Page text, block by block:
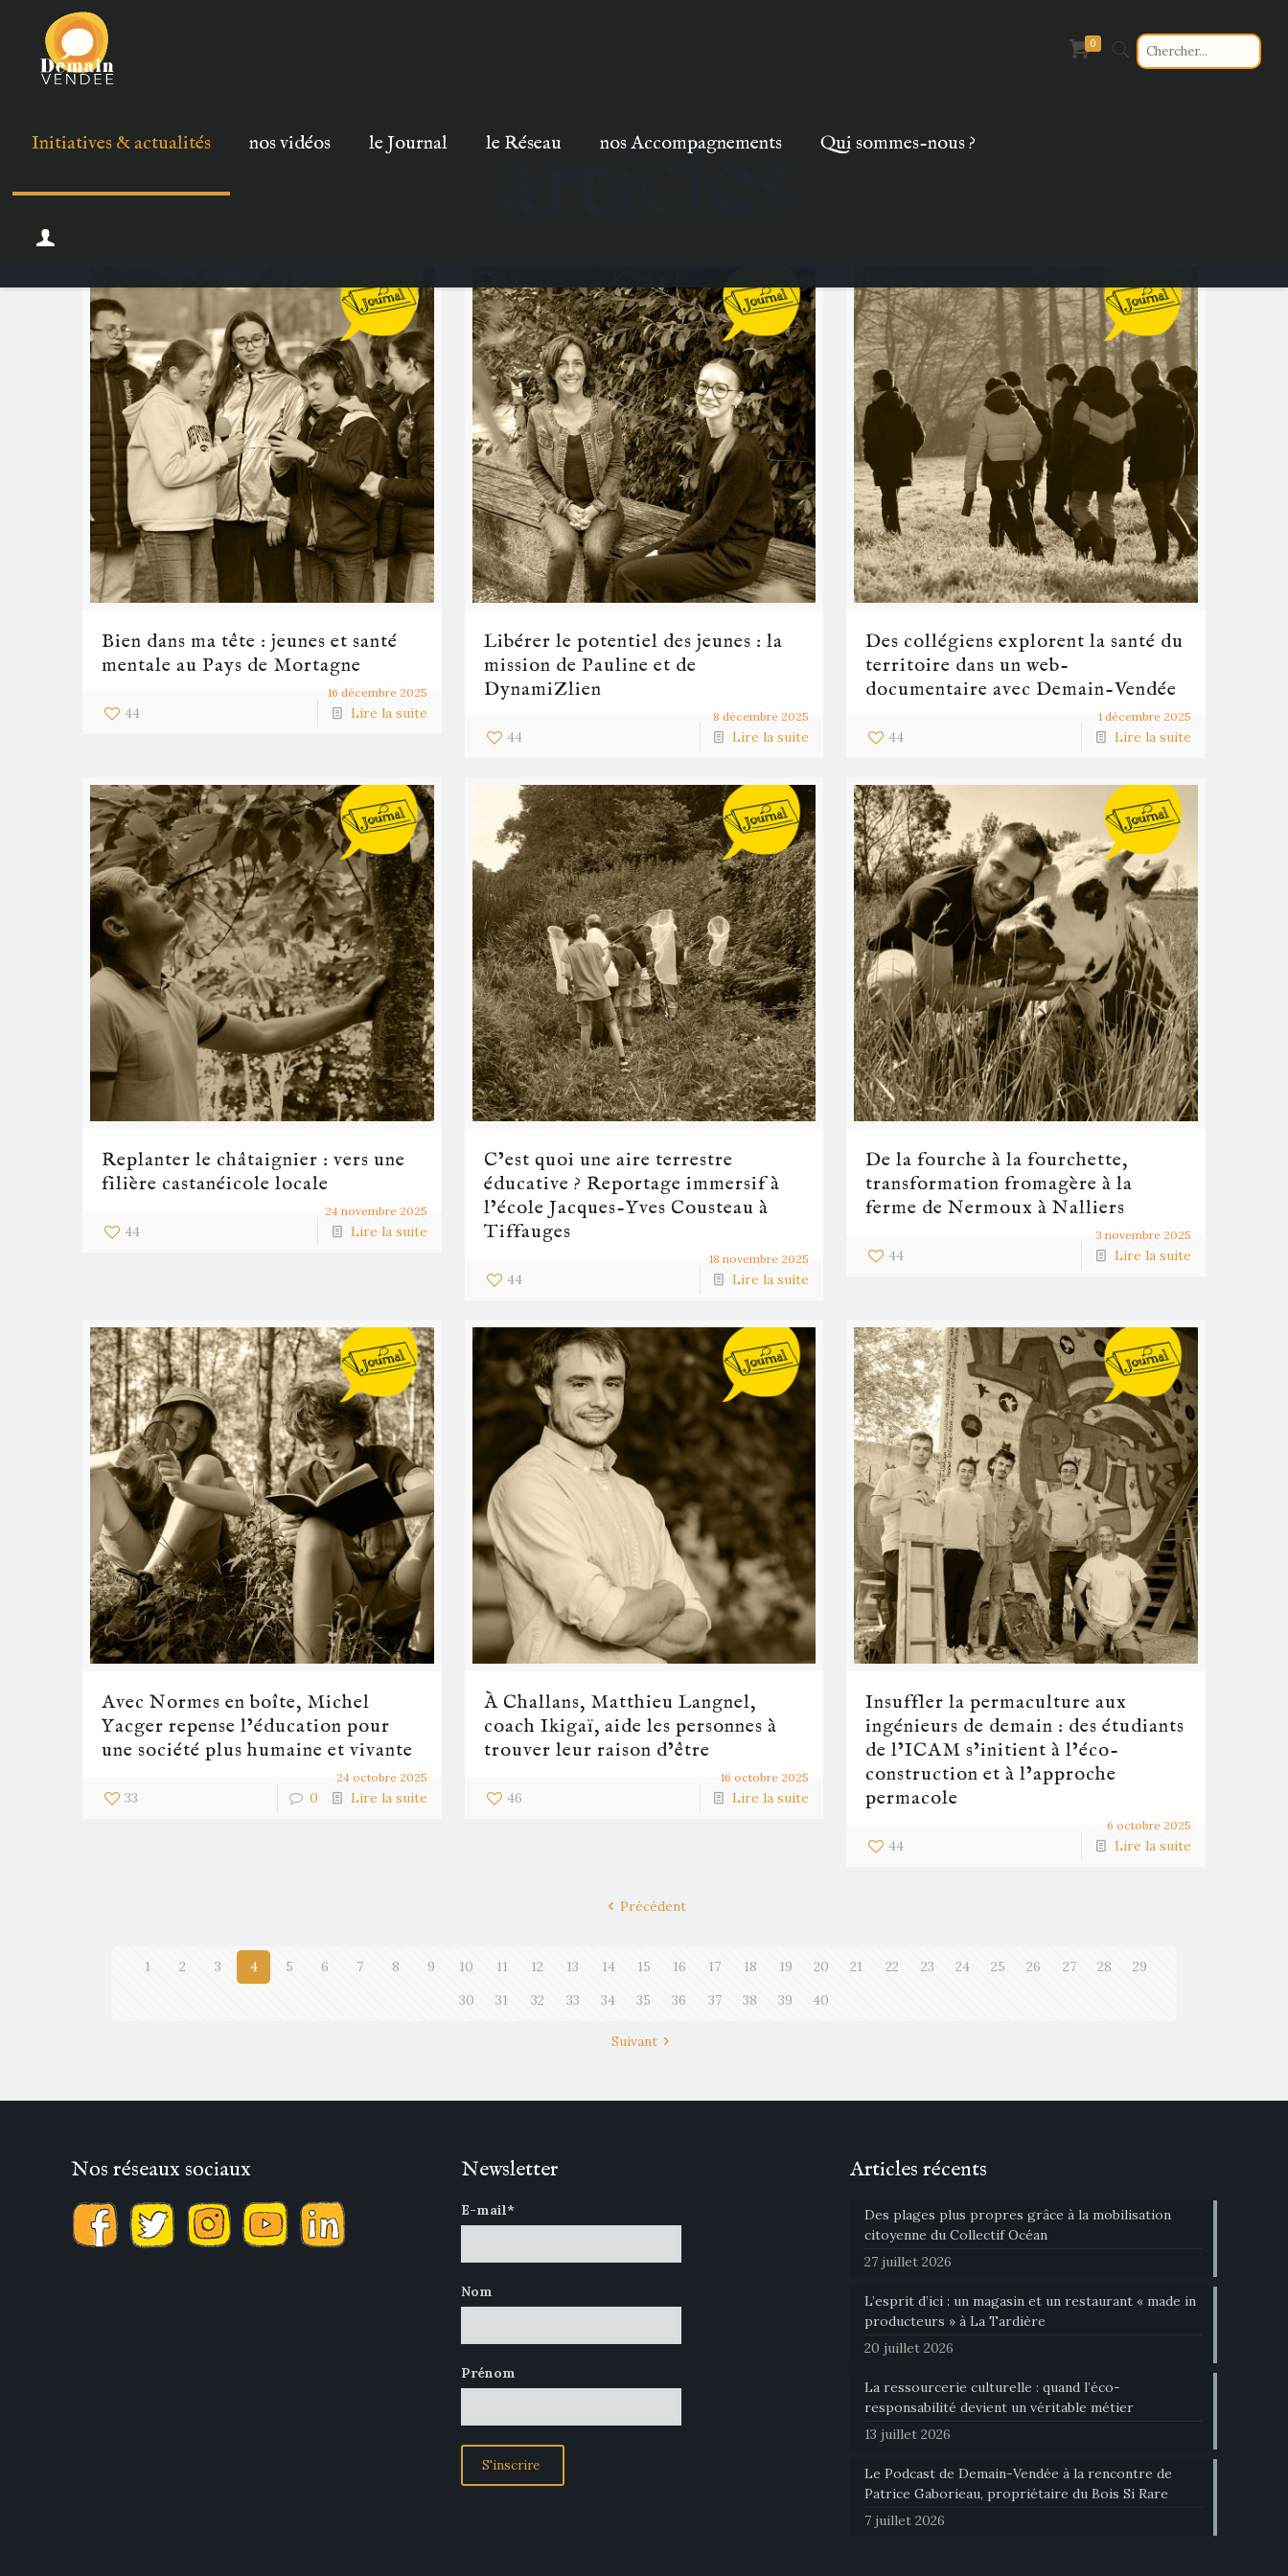
Initiatives & actualités nos vidéos le Journal le Réseau nos Accompagnements Qui sommes-nous ?
0
articles
16 décembre 2025
Bien dans ma tête : jeunes et santé
mentale au Pays de Mortagne
44 Lire la suite 8 décembre 2025
Libérer le potentiel des jeunes : la
mission de Pauline et de
DynamiZlien
44 Lire la suite
1 décembre 2025
Des collégiens explorent la santé du
territoire dans un web-
documentaire avec Demain-Vendée
44 Lire la suite
24 novembre 2025
Replanter le châtaignier : vers une
filière castanéicole locale
44 Lire la suite
18 novembre 2025
C’est quoi une aire terrestre
éducative ? Reportage immersif à
l’école Jacques-Yves Cousteau à
Tiffauges
44 Lire la suite
3 novembre 2025
De la fourche à la fourchette,
transformation fromagère à la
ferme de Nermoux à Nalliers
44 Lire la suite
24 octobre 2025
Avec Normes en boîte, Michel
Yacger repense l’éducation pour
une société plus humaine et vivante
33 0 Lire la suite
16 octobre 2025
À Challans, Matthieu Langnel,
coach Ikigaï, aide les personnes à
trouver leur raison d’être
46 Lire la suite
6 octobre 2025
Insuffler la permaculture aux
ingénieurs de demain : des étudiants
de l’ICAM s’initient à l’éco-
construction et à l’approche
permacole
44 Lire la suite
Précédent
1 2 3 4 5 6 7 8 9 10 11 12 13 14 15 16 17 18 19 20 21 22 23 24 25 26 27 28
29
30
31 32 33 34 35 36 37 38 39 40
Suivant
Nos réseaux sociaux Newsletter
E-mail*
Nom
Prénom
Articles récents
Des plages plus propres grâce à la mobilisation
citoyenne du Collectif Océan
27 juillet 2026
L’esprit d’ici : un magasin et un restaurant « made in
producteurs » à La Tardière
20 juillet 2026
La ressourcerie culturelle : quand l’éco-
responsabilité devient un véritable métier
13 juillet 2026
Le Podcast de Demain-Vendée à la rencontre de
Patrice Gaborieau, propriétaire du Bois Si Rare
7 juillet 2026